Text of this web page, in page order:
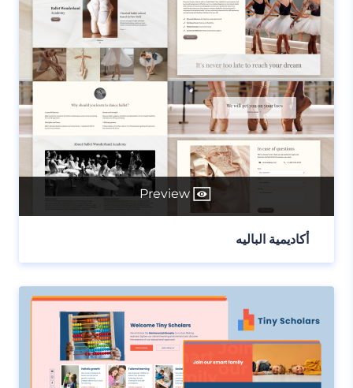
Preview
أكاديمية الباليه